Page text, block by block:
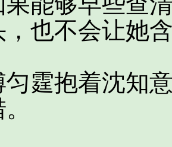
，也不会让她
抱着沈知意